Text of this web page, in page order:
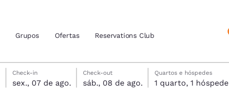
atuais
Grupos Ofertas Reservations Club
sexta-feira, 7 de agosto
Check-in
sex., 07 de ago.
sábado, 8 de agosto
Check-out
sáb., 08 de ago.
sábado, 8 de agosto data de check-out selecionada
sexta-feira, 7 de agosto data do check-in selecionada
Quartos e hóspedes
1 quarto, 1 hóspede